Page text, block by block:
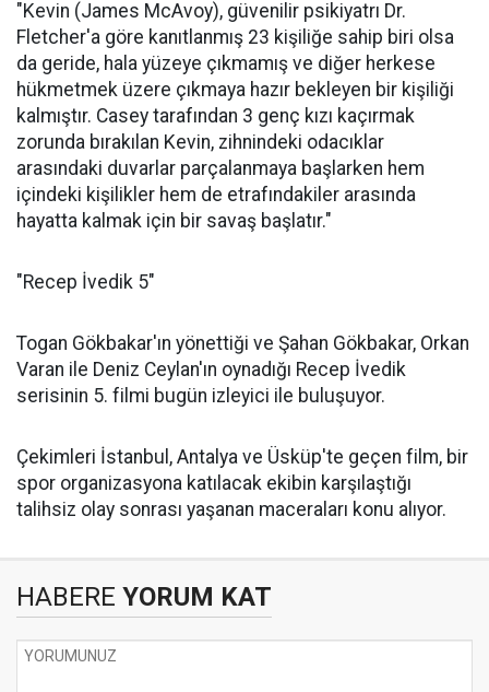
"Kevin (James McAvoy), güvenilir psikiyatrı Dr.
Fletcher'a göre kanıtlanmış 23 kişiliğe sahip biri olsa
da geride, hala yüzeye çıkmamış ve diğer herkese
hükmetmek üzere çıkmaya hazır bekleyen bir kişiliği
kalmıştır. Casey tarafından 3 genç kızı kaçırmak
zorunda bırakılan Kevin, zihnindeki odacıklar
arasındaki duvarlar parçalanmaya başlarken hem
içindeki kişilikler hem de etrafındakiler arasında
hayatta kalmak için bir savaş başlatır."
"Recep İvedik 5"
Togan Gökbakar'ın yönettiği ve Şahan Gökbakar, Orkan
Varan ile Deniz Ceylan'ın oynadığı Recep İvedik
serisinin 5. filmi bugün izleyici ile buluşuyor.
Çekimleri İstanbul, Antalya ve Üsküp'te geçen film, bir
spor organizasyona katılacak ekibin karşılaştığı
talihsiz olay sonrası yaşanan maceraları konu alıyor.
HABERE YORUM KAT